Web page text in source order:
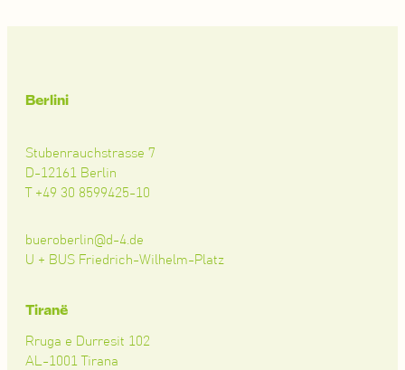
Berlini
Stubenrauchstrasse 7
D-12161 Berlin
T +49 30 8599425-10
bueroberlin@d-4.de
U + BUS Friedrich-Wilhelm-Platz
Tiranë
Rruga e Durresit 102
AL-1001 Tirana